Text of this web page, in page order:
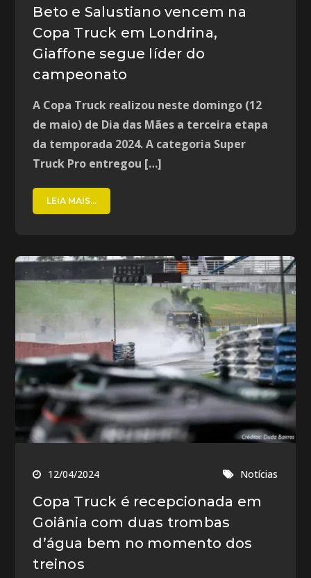
Beto e Salustiano vencem na
Copa Truck em Londrina,
Giaffone segue líder do
campeonato
A Copa Truck realizou neste domingo (12
de maio) de Dia das Mães a terceira etapa
da temporada 2024. A categoria Super
Truck Pro entregou […]
LEIA MAIS...
12/04/2024 Notícias
Copa Truck é recepcionada em
Goiânia com duas trombas
d’água bem no momento dos
treinos